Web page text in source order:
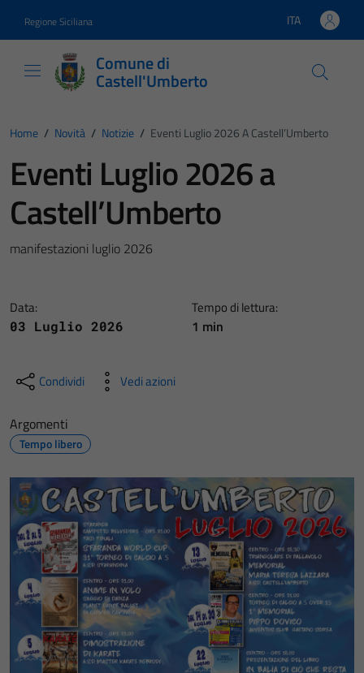
Regione Siciliana Lingua attiva:
ITA
Comune di
Castell'Umberto
Home / Novità / Notizie / Eventi Luglio 2026 A Castell’Umberto
Eventi Luglio 2026 a
Castell’Umberto
manifestazioni luglio 2026
Data:
03 Luglio 2026
Tempo di lettura:
1 min
Condividi Vedi azioni
Argomenti
Tempo libero